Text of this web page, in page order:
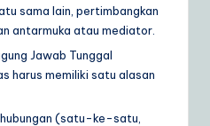
sama lain, pertimbangkan
antarmuka atau mediator.
Jawab Tunggal
harus memiliki satu alasan
(satu-ke-satu,